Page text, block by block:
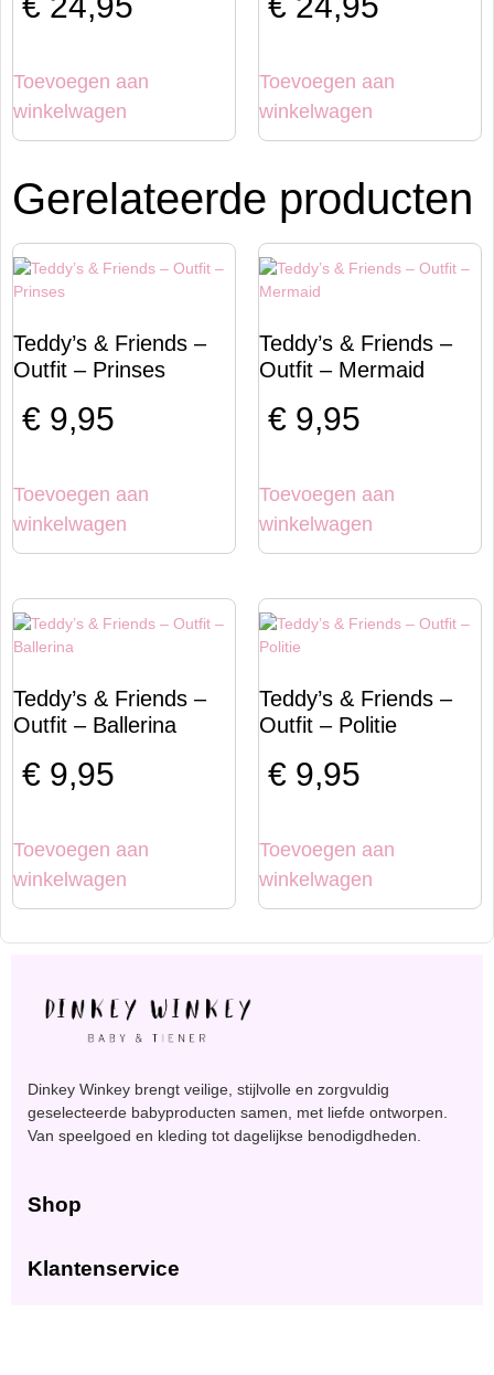
Toevoegen aan
winkelwagen
Toevoegen aan
winkelwagen
Gerelateerde producten
Teddy’s & Friends –
Outfit – Prinses
€ 9,95
Toevoegen aan
winkelwagen
Teddy’s & Friends –
Outfit – Mermaid
€ 9,95
Toevoegen aan
winkelwagen
Teddy’s & Friends –
Outfit – Ballerina
€ 9,95
Toevoegen aan
winkelwagen
Teddy’s & Friends –
Outfit – Politie
€ 9,95
Toevoegen aan
winkelwagen
Dinkey Winkey brengt veilige, stijlvolle en zorgvuldig
geselecteerde babyproducten samen, met liefde ontworpen.
Van speelgoed en kleding tot dagelijkse benodigdheden.
Shop
Klantenservice